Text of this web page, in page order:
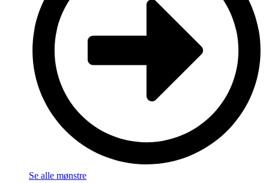
Se alle mønstre